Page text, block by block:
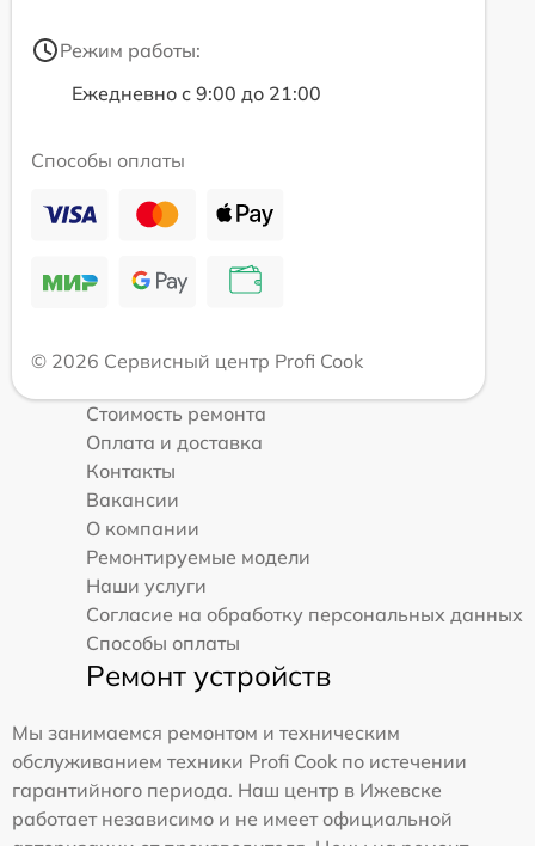
Режим работы:
Ежедневно с 9:00 до 21:00
Способы оплаты
© 2026 Сервисный центр Profi Cook
Стоимость ремонта
Оплата и доставка
Контакты
Вакансии
О компании
Ремонтируемые модели
Наши услуги
Согласие на обработку персональных данных
Способы оплаты
Ремонт устройств
Мы занимаемся ремонтом и техническим
обслуживанием техники Profi Cook по истечении
гарантийного периода. Наш центр в Ижевске
работает независимо и не имеет официальной